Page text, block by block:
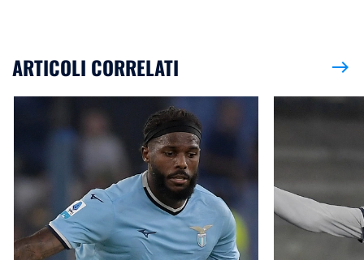
ARTICOLI CORRELATI east